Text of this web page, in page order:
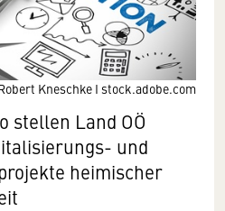
Kneschke I stock.adobe.com
stellen Land OÖ
und
heimischer